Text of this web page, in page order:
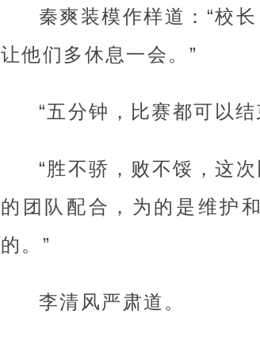
秦爽装模作样道：“校
让他们多休息一会。”
“五分钟，比赛都可以结
“胜不骄，败不馁，这
的团队配合，为的是维护
的。”
李清风严肃道。